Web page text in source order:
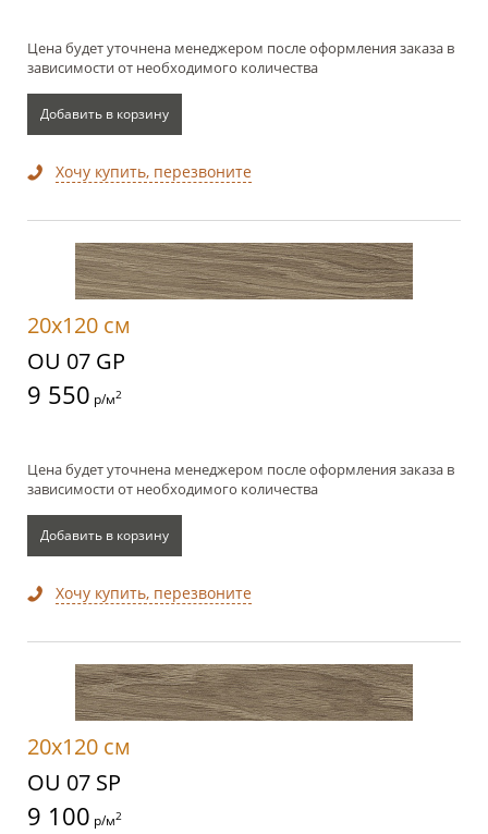
Цена будет уточнена менеджером после оформления заказа в
зависимости от необходимого количества
Добавить в корзину
Хочу купить, перезвоните
20x120 см
OU 07 GP
9 550 р/м2
Цена будет уточнена менеджером после оформления заказа в
зависимости от необходимого количества
Добавить в корзину
Хочу купить, перезвоните
20x120 см
OU 07 SP
9 100 р/м2